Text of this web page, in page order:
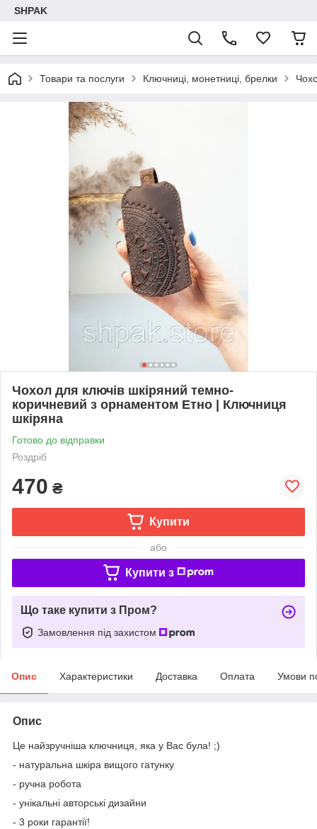
SHPAK
Товари та послуги Ключниці, монетниці, брелки
Чохол для ключів шкіряний темно-
коричневий з орнаментом Етно | Ключниця
шкіряна
Готово до відправки
Роздріб
470 ₴
Купити
або
Купити з
Що таке купити з Пром?
Замовлення під захистом
Опис Характеристики Доставка Оплата Умови
Опис
Це найзручніша ключниця, яка у Вас була! ;)
- натуральна шкіра вищого гатунку
- ручна робота
- унікальні авторські дизайни
- 3 роки гарантії!